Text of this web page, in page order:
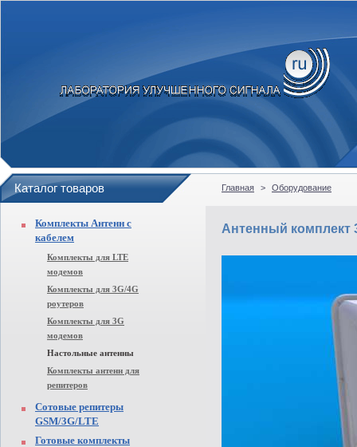
Каталог товаров
Комплекты Антенн с
кабелем
Комплекты для LTE
модемов
Комплекты для 3G/4G
роутеров
Комплекты для 3G
модемов
Настольные антенны
Комплекты антенн для
репитеров
Сотовые репитеры
GSM/3G/LTE
Готовые комплекты
Главная > Оборудование
Антенный комплект